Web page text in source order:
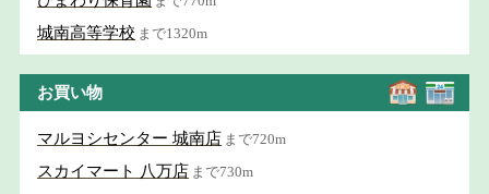
城南高等学校 まで1320m
お買い物
マルヨシセンター 城南店 まで720m
スカイマート 八万店 まで730m